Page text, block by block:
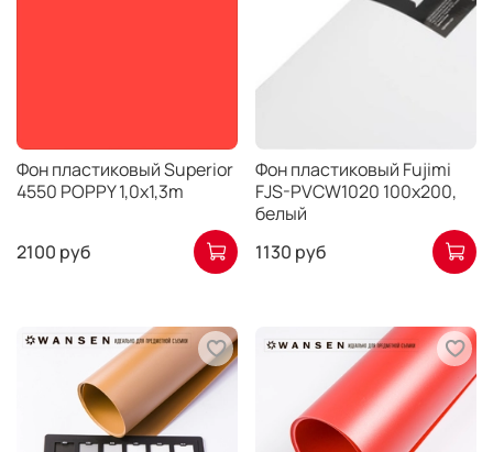
Фон пластиковый Superior
4550 POPPY 1,0x1,3m
2100 руб
Фон пластиковый Fujimi
FJS-PVCW1020 100х200,
белый
1130 руб